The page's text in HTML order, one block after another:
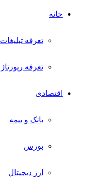
خانه
تعرفه تبلیغات
تعرفه رپورتاژ
اقتصادی
بانک و بیمه
بورس
ارز دیجیتال